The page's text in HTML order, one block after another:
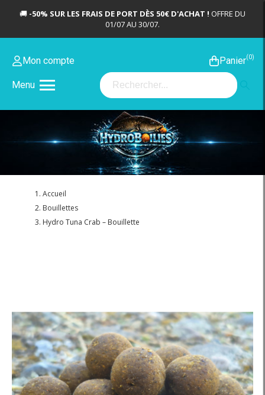
🚚 -50% SUR LES FRAIS DE PORT DÈS 50€ D'ACHAT ! OFFRE DU
01/07 AU 30/07.
Menu
Mon compte Panier 0
Accueil
Bouillettes
Hydro Tuna Crab – Bouillette